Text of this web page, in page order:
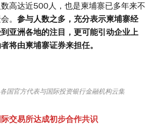
高达近500人，也是柬埔寨已多年来不
。 参与人数之多，充分表示柬埔寨经
亚洲各地的注目，更可能引动企业上
将由柬埔寨证券来担任。
国官方代表与国际投资银行金融机构云集
交易所达成初步合作共识